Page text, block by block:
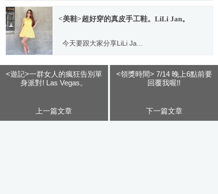
2014.04.10
<美鞋>超好穿的真皮手工鞋。LiLi Jan。
今天要跟大家分享LiLi Ja...
<遊記>一群女人的瘋狂告別單
身派對! Las Vegas。
上一篇文章
<領獎時間> 7/14 晚上6點前要
回覆我喔!!
下一篇文章